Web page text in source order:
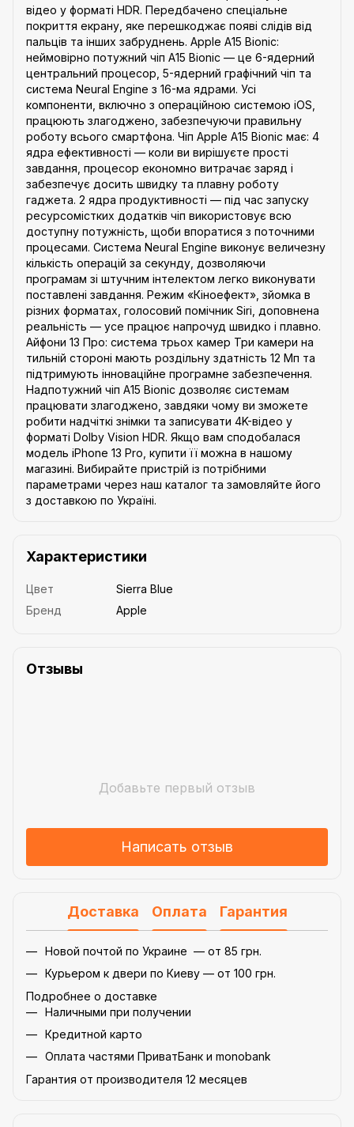
відео у форматі HDR. Передбачено спеціальне
покриття екрану, яке перешкоджає появі слідів від
пальців та інших забруднень. Apple A15 Bionic:
неймовірно потужний чіп A15 Bionic — це 6-ядерний
центральний процесор, 5-ядерний графічний чіп та
система Neural Engine з 16-ма ядрами. Усі
компоненти, включно з операційною системою iOS,
працюють злагоджено, забезпечуючи правильну
роботу всього смартфона. Чіп Apple A15 Bionic має: 4
ядра ефективності — коли ви вирішуєте прості
завдання, процесор економно витрачає заряд і
забезпечує досить швидку та плавну роботу
гаджета. 2 ядра продуктивності — під час запуску
ресурсомістких додатків чіп використовує всю
доступну потужність, щоби впоратися з поточними
процесами. Система Neural Engine виконує величезну
кількість операцій за секунду, дозволяючи
програмам зі штучним інтелектом легко виконувати
поставлені завдання. Режим «Кіноефект», зйомка в
різних форматах, голосовий помічник Siri, доповнена
реальність — усе працює напрочуд швидко і плавно.
Айфони 13 Про: система трьох камер Три камери на
тильній стороні мають роздільну здатність 12 Мп та
підтримують інноваційне програмне забезпечення.
Надпотужний чіп A15 Bionic дозволяє системам
працювати злагоджено, завдяки чому ви зможете
робити надчіткі знімки та записувати 4K-відео у
форматі Dolby Vision HDR. Якщо вам сподобалася
модель iPhone 13 Pro, купити її можна в нашому
магазині. Вибирайте пристрій із потрібними
параметрами через наш каталог та замовляйте його
з доставкою по Україні.
Характеристики
Цвет
Sierra Blue
Бренд
Apple
Отзывы
Добавьте первый отзыв
Написать отзыв
Доставка Оплата Гарантия
Новой почтой по Украине — от 85 грн.
Курьером к двери по Киеву — от 100 грн.
Подробнее о доставке
Наличными при получении
Кредитной карто
Оплата частями ПриватБанк и monobank
Гарантия от производителя 12 месяцев